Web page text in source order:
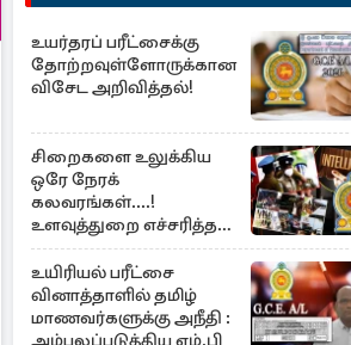
உயர்தரப் பரீட்சைக்கு
தோற்றவுள்ளோருக்கான
விசேட அறிவித்தல்!
சிறைகளை உலுக்கிய
ஒரே நேரக்
கலவரங்கள்....!
உளவுத்துறை எச்சரித்த
பாரிய சதி அம்பலம்
உயிரியல் பரீட்சை
வினாத்தாளில் தமிழ்
மாணவர்களுக்கு அநீதி :
அம்பலப்படுத்திய எம்.பி